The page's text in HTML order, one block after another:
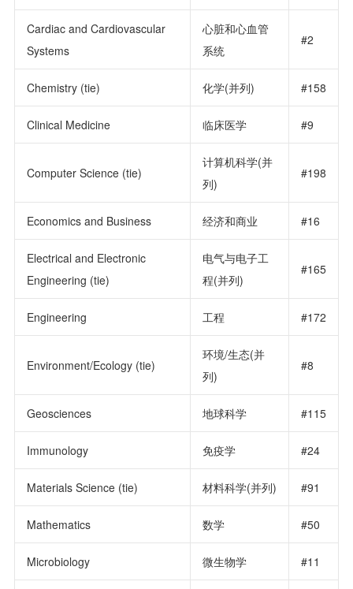
Cardiac and Cardiovascular
Systems
心脏和心血管
系统
#2
Chemistry (tie) 化学(并列) #158
Clinical Medicine 临床医学 #9
Computer Science (tie)
计算机科学(并
列)
#198
Economics and Business 经济和商业 #16
Electrical and Electronic
Engineering (tie)
电气与电子工
程(并列)
#165
Engineering 工程 #172
Environment/Ecology (tie)
环境/生态(并
列)
#8
Geosciences 地球科学 #115
Immunology 免疫学 #24
Materials Science (tie) 材料科学(并列) #91
Mathematics 数学 #50
Microbiology 微生物学 #11